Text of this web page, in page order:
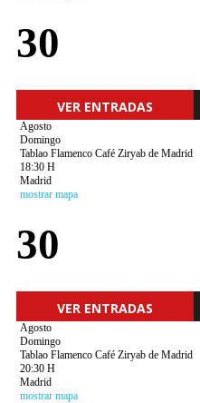
30
VER ENTRADAS
Agosto
Domingo
Tablao Flamenco Café Ziryab de Madrid
18:30 H
Madrid
mostrar mapa
30
VER ENTRADAS
Agosto
Domingo
Tablao Flamenco Café Ziryab de Madrid
20:30 H
Madrid
mostrar mapa